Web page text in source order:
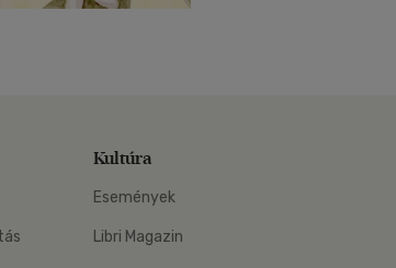
Kultúra
Események
Libri Magazin